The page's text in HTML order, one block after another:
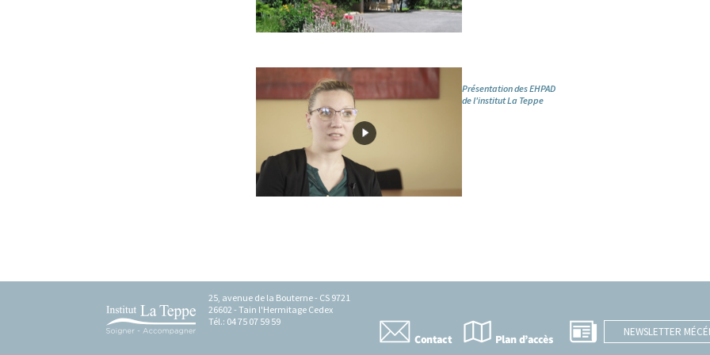
Présentation des EHPAD
de l'institut La Teppe
25, avenue de la Bouterne - CS 9721
26602 - Tain l'Hermitage Cedex
Tél.: 04 75 07 59 59
NEWSLETTER